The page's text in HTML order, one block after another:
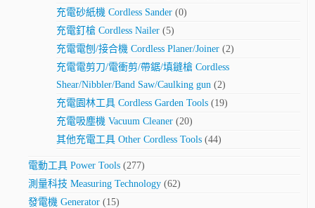
充電砂紙機 Cordless Sander (0)
充電釘槍 Cordless Nailer (5)
充電電刨/接合機 Cordless Planer/Joiner (2)
充電電剪刀/電衝剪/帶鋸/填鏠槍 Cordless
Shear/Nibbler/Band Saw/Caulking gun (2)
充電園林工具 Cordless Garden Tools (19)
充電吸塵機 Vacuum Cleaner (20)
其他充電工具 Other Cordless Tools (44)
電動工具 Power Tools (277)
測量科技 Measuring Technology (62)
發電機 Generator (15)